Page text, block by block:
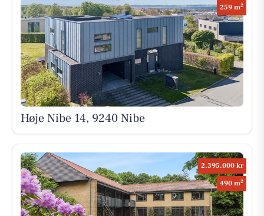
259 m2
Høje Nibe 14, 9240 Nibe
2.395.000 kr
490 m2